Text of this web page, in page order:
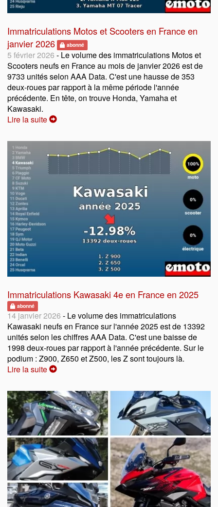
Immatriculations Motos et Scooters en France en
janvier 2026
abonné
5 février 2026 - Le volume des immatriculations Motos et
Scooters neufs en France au mois de janvier 2026 est de
9733 unités selon AAA Data. C'est une hausse de 353
deux-roues par rapport à la même période l'année
précédente. En tête, on trouve Honda, Yamaha et
Kawasaki.
Lire la suite
Immatriculations Kawasaki 4e en France en 2025
abonné
14 janvier 2026 - Le volume des immatriculations
Kawasaki neufs en France sur l'année 2025 est de 13392
unités selon les chiffres AAA Data. C'est une baisse de
1998 deux-roues par rapport à l'année précédente. Sur le
podium : Z900, Z650 et Z500, les Z sont toujours là.
Lire la suite